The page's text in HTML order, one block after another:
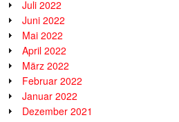
Juli 2022
Juni 2022
Mai 2022
April 2022
März 2022
Februar 2022
Januar 2022
Dezember 2021